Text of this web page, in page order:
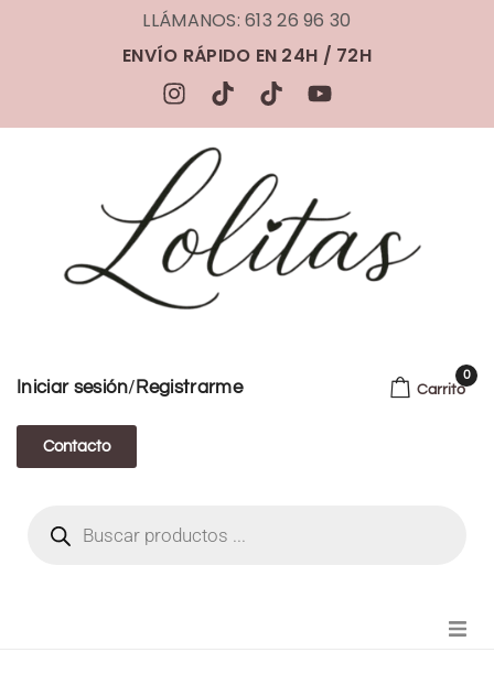
LLÁMANOS: 613 26 96 30
ENVÍO RÁPIDO EN 24H / 72H
Iniciar sesión/ Registrarme
Contacto
Carrito
0